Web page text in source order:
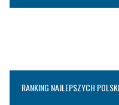
RANKING NAJLEPSZYCH